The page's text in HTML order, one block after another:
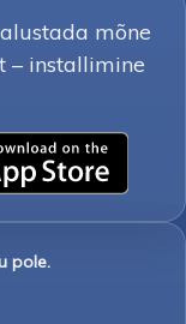
mõne
– installimine
pole.